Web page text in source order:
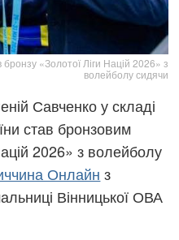
«Золотої Ліги Націй 2026» з
волейболу сидячи
Савченко у складі
став бронзовим
2026» з волейболу
Онлайн з
Вінницької ОВА